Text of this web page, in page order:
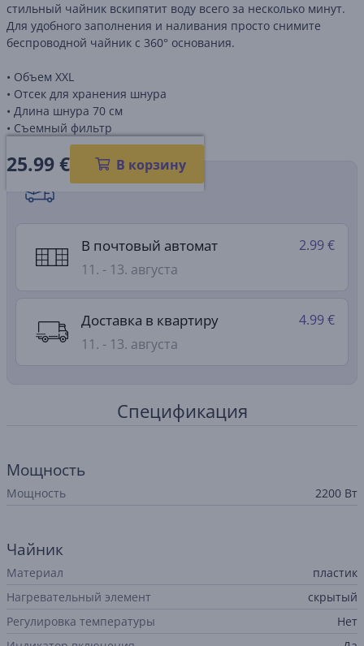
стильный чайник вскипятит воду всего за несколько минут.
Для удобного заполнения и наливания просто снимите
беспроводной чайник с 360° основания.
• Объем XXL
• Отсек для хранения шнура
• Длина шнура 70 см
• Съемный фильтр
25.99€ В корзину
Способы доставки
В почтовый автомат
11. - 13. августа
2.99 €
Доставка в квартиру
11. - 13. августа
4.99 €
Спецификация
Мощность
Мощность 2200 Вт
Чайник
Материал
пластик
Нагревательный элемент
cкрытый
Регулировка температуры
Нет